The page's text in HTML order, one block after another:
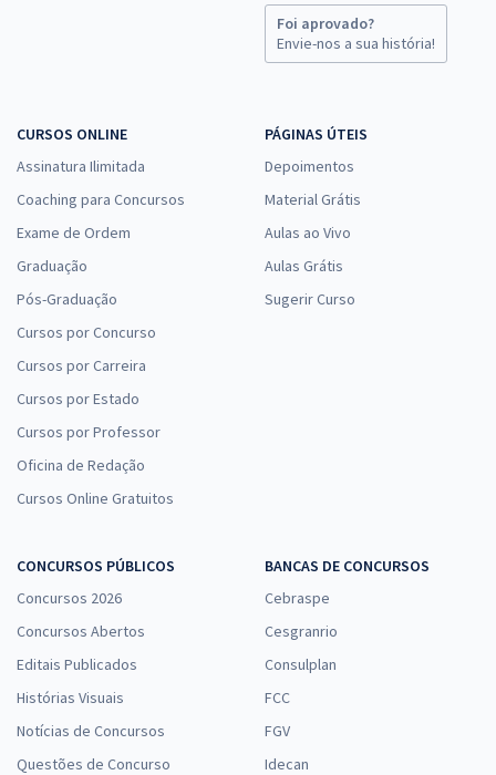
Foi aprovado?
Envie-nos a sua história!
CURSOS ONLINE
Assinatura Ilimitada
Coaching para Concursos
Exame de Ordem
Graduação
Pós-Graduação
Cursos por Concurso
Cursos por Carreira
Cursos por Estado
Cursos por Professor
Oficina de Redação
Cursos Online Gratuitos
PÁGINAS ÚTEIS
Depoimentos
Material Grátis
Aulas ao Vivo
Aulas Grátis
Sugerir Curso
CONCURSOS PÚBLICOS
Concursos 2026
Concursos Abertos
Editais Publicados
Histórias Visuais
Notícias de Concursos
Questões de Concurso
BANCAS DE CONCURSOS
Cebraspe
Cesgranrio
Consulplan
FCC
FGV
Idecan